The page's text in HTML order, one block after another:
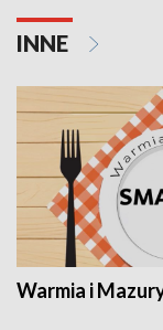
INNE
Warmia i